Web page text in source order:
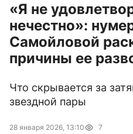
«Я не
нечестно»:
Самойловой
причины ее
Что скрывается за
звездной пары
28 января 2026, 13:10 7